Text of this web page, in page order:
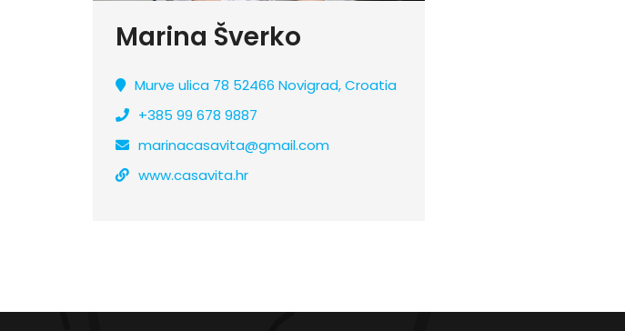
Marina Šverko
Murve ulica 78 52466 Novigrad, Croatia
+385 99 678 9887
marinacasavita@gmail.com
www.casavita.hr